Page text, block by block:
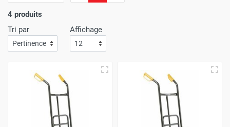
4 produits
Tri par
Affichage